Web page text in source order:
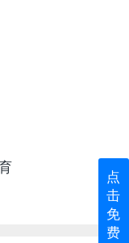
点
击
免
费